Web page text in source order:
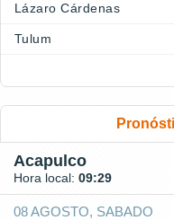
Lázaro Cárdenas
Tulum
Acapulco
Hora local: 09:29
08 AGOSTO, SABADO